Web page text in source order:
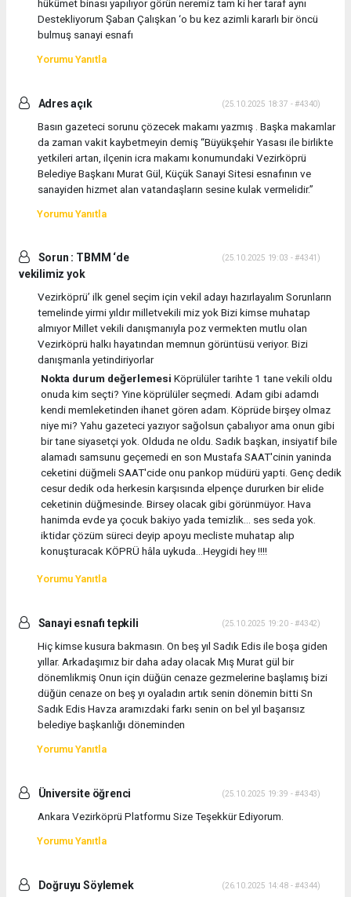
hükümet binası yapılıyor görün neremiz tam ki her taraf aynı
Destekliyorum Şaban Çalışkan ‘o bu kez azimli kararlı bir öncü
bulmuş sanayi esnafı
Yorumu Yanıtla
Adres açık (25.10.2025 18:37 - #4340)
Basın gazeteci sorunu çözecek makamı yazmış . Başka makamlar
da zaman vakit kaybetmeyin demiş “Büyükşehir Yasası ile birlikte
yetkileri artan, ilçenin icra makamı konumundaki Vezirköprü
Belediye Başkanı Murat Gül, Küçük Sanayi Sitesi esnafının ve
sanayiden hizmet alan vatandaşların sesine kulak vermelidir.”
Yorumu Yanıtla
Sorun : TBMM ‘de
vekilimiz yok
(25.10.2025 19:03 - #4341)
Vezirköprü’ ilk genel seçim için vekil adayı hazırlayalım Sorunların
temelinde yirmi yıldır milletvekili miz yok Bizi kimse muhatap
almıyor Millet vekili danışmanıyla poz vermekten mutlu olan
Vezirköprü halkı hayatından memnun görüntüsü veriyor. Bizi
danışmanla yetindiriyorlar
Nokta durum değerlemesi Köprülüler tarihte 1 tane vekili oldu
onuda kim seçti? Yine köprülüler seçmedi. Adam gibi adamdı
kendi memleketinden ihanet gören adam. Köprüde birşey olmaz
niye mi? Yahu gazeteci yazıyor sağolsun çabalıyor ama onun gibi
bir tane siyasetçi yok. Olduda ne oldu. Sadık başkan, insiyatif bile
alamadı samsunu geçemedi en son Mustafa SAAT'cinin yaninda
ceketini düğmeli SAAT'cide onu pankop müdürü yapti. Genç dedik
cesur dedik oda herkesin karşısında elpençe dururken bir elide
ceketinin düğmesinde. Birsey olacak gibi görünmüyor. Hava
hanimda evde ya çocuk bakiyo yada temizlik... ses seda yok.
iktidar çözüm süreci deyip apoyu mecliste muhatap alıp
konuşturacak KÖPRÜ hâla uykuda...Heygidi hey !!!!
Yorumu Yanıtla
Sanayi esnafı tepkili (25.10.2025 19:20 - #4342)
Hiç kimse kusura bakmasın. On beş yıl Sadık Edis ile boşa giden
yıllar. Arkadaşımız bir daha aday olacak Mış Murat gül bir
dönemlikmiş Onun için düğün cenaze gezmelerine başlamış bizi
düğün cenaze on beş yı oyaladın artık senin dönemin bitti Sn
Sadık Edis Havza aramızdaki farkı senin on bel yıl başarısız
belediye başkanlığı döneminden
Yorumu Yanıtla
Üniversite öğrenci (25.10.2025 19:39 - #4343)
Ankara Vezirköprü Platformu Size Teşekkür Ediyorum.
Yorumu Yanıtla
Doğruyu Söylemek
(26.10.2025 14:48 - #4344)